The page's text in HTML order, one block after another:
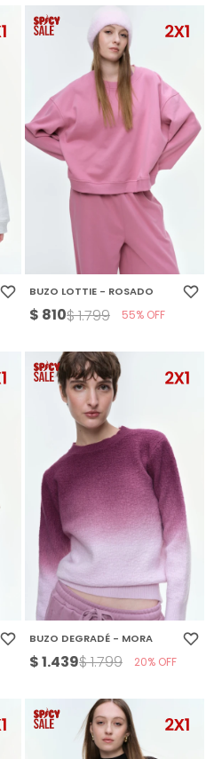
BUZO LOTTIE - ROSADO
$ 810$1.799 55
BUZO DEGRADÉ - MORA
$1.439$1.799 20